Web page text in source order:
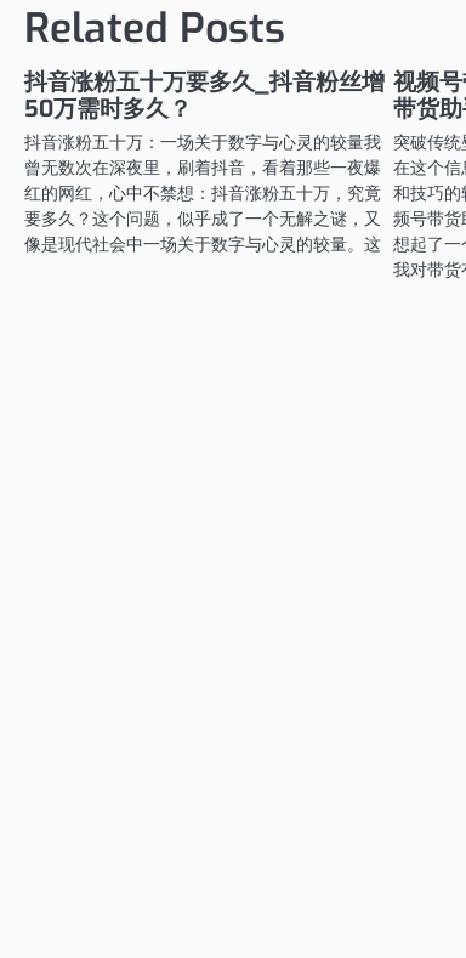
导
航
Related Posts
抖音涨粉五十万要多久_抖音粉丝增
50万需时多久？
抖音涨粉五十万：一场关于数字与心灵的较量我
曾无数次在深夜里，刷着抖音，看着那些一夜爆
红的网红，心中不禁想：抖音涨粉五十万，究竟
要多久？这个问题，似乎成了一个无解之谜，又
像是现代社会中一场关于数字与心灵的较量。这
视频
带货
突破传
在这个
和技巧
频号带
想起了
我对带货